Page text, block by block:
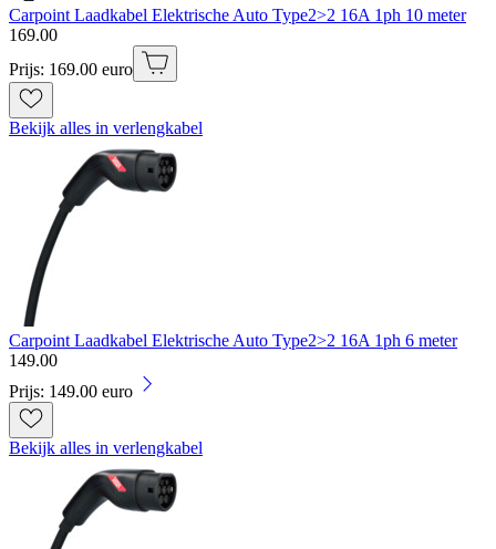
Carpoint Laadkabel Elektrische Auto Type2>2 16A 1ph 10 meter
169.00
Prijs: 169.00 euro
Bekijk alles in verlengkabel
Carpoint Laadkabel Elektrische Auto Type2>2 16A 1ph 6 meter
149.00
Prijs: 149.00 euro
Bekijk alles in verlengkabel